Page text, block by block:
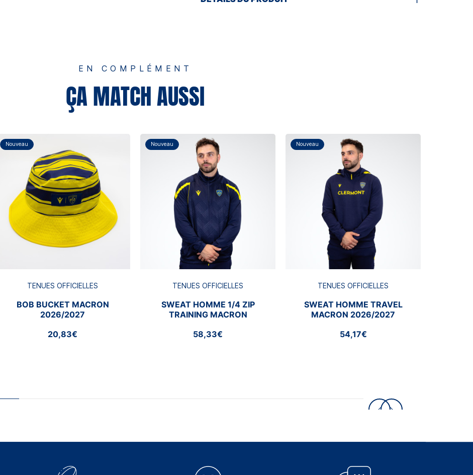
EN COMPLÉMENT
ÇA MATCH AUSSI
Nouveau
TENUES OFFICIELLES
BOB BUCKET MACRON
2026/2027
20,83€
Nouveau
TENUES OFFICIELLES
SWEAT HOMME 1/4 ZIP
TRAINING MACRON
58,33€
Nouveau
TENUES OFFICIELLES
SWEAT HOMME TRAVEL
MACRON 2026/2027
54,17€